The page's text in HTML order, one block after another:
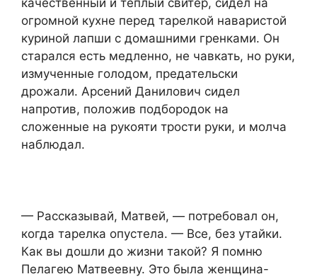
качественный и теплый свитер, сидел на
огромной кухне перед тарелкой наваристой
куриной лапши с домашними гренками. Он
старался есть медленно, не чавкать, но руки,
измученные голодом, предательски
дрожали. Арсений Данилович сидел
напротив, положив подбородок на
сложенные на рукояти трости руки, и молча
наблюдал.
— Рассказывай, Матвей, — потребовал он,
когда тарелка опустела. — Все, без утайки.
Как вы дошли до жизни такой? Я помню
Пелагею Матвеевну. Это была женщина-